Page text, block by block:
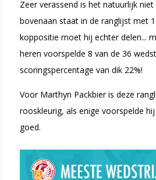
Zeer verassend is het natuurlijk
bovenaan staat in de ranglijst met
koppositie moet hij echter delen...
heren voorspelde 8 van de 36
scoringspercentage van dik 22%!
Voor Marthyn Packbier is deze
rooskleurig, als enige voorspelde
goed.